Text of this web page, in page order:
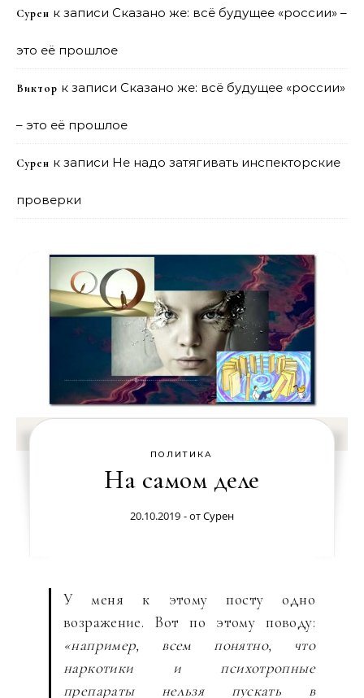
Сурен к записи Сказано же: всё будущее «россии» –
это её прошлое
Виктор к записи Сказано же: всё будущее «россии»
– это её прошлое
Сурен к записи Не надо затягивать инспекторские
проверки
ПОЛИТИКА
На самом деле
20.10.2019 - отСурен
У меня к этому посту одно
возражение. Вот по этому поводу:
«например, всем понятно, что
наркотики и психотропные
препараты нельзя пускать в